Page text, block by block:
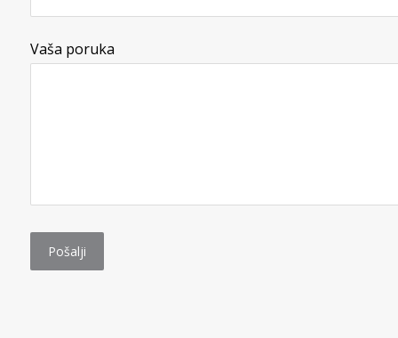
Vaša poruka
Pošalji